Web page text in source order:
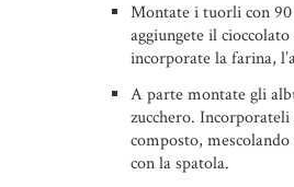
Montate i tuorli con 90
aggiungete il
incorporate la farina,
A parte montate gli
zucchero.
composto,
con la spatola.